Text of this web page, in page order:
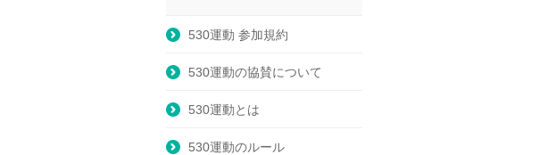
530運動 参加規約
530運動の協賛について
530運動とは
530運動のルール